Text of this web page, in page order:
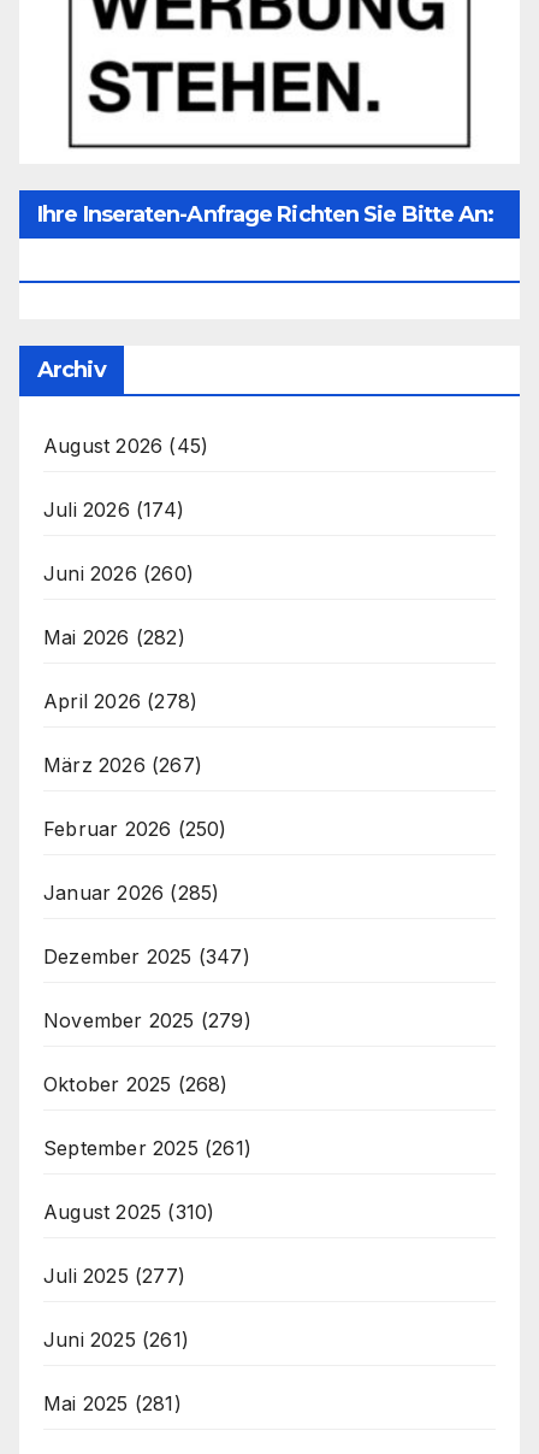
Ihre Inseraten-Anfrage Richten Sie Bitte An:
Archiv
August 2026 (45)
Juli 2026 (174)
Juni 2026 (260)
Mai 2026 (282)
April 2026 (278)
März 2026 (267)
Februar 2026 (250)
Januar 2026 (285)
Dezember 2025 (347)
November 2025 (279)
Oktober 2025 (268)
September 2025 (261)
August 2025 (310)
Juli 2025 (277)
Juni 2025 (261)
Mai 2025 (281)